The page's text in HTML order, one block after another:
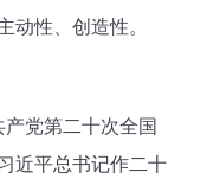
动性、创造性。
党第二十次全国
近平总书记作二十